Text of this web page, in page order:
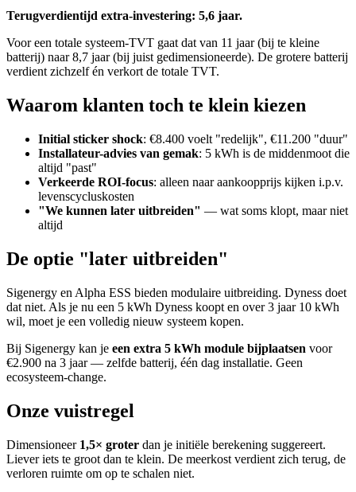
Terugverdientijd extra-investering: 5,6 jaar.
Voor een totale systeem-TVT gaat dat van 11 jaar (bij te kleine
batterij) naar 8,7 jaar (bij juist gedimensioneerde). De grotere batterij
verdient zichzelf én verkort de totale TVT.
Waarom klanten toch te klein kiezen
Initial sticker shock: €8.400 voelt "redelijk", €11.200 "duur"
Installateur-advies van gemak: 5 kWh is de middenmoot die
altijd "past"
Verkeerde ROI-focus: alleen naar aankoopprijs kijken i.p.v.
levenscycluskosten
"We kunnen later uitbreiden" — wat soms klopt, maar niet
altijd
De optie "later uitbreiden"
Sigenergy en Alpha ESS bieden modulaire uitbreiding. Dyness doet
dat niet. Als je nu een 5 kWh Dyness koopt en over 3 jaar 10 kWh
wil, moet je een volledig nieuw systeem kopen.
Bij Sigenergy kan je een extra 5 kWh module bijplaatsen voor
€2.900 na 3 jaar — zelfde batterij, één dag installatie. Geen
ecosysteem-change.
Onze vuistregel
Dimensioneer 1,5× groter dan je initiële berekening suggereert.
Liever iets te groot dan te klein. De meerkost verdient zich terug, de
verloren ruimte om op te schalen niet.